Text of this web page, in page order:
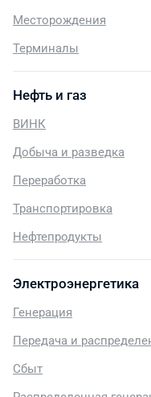
Месторождения
Терминалы
Нефть и газ
ВИНК
Добыча и разведка
Переработка
Транспортировка
Нефтепродукты
Электроэнергетика
Генерация
Передача и
Сбыт